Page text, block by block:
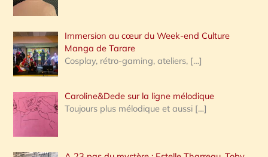
:
Immersion au cœur du Week-end Culture
Manga de Tarare
Cosplay, rétro-gaming, ateliers, […]
Caroline&Dede sur la ligne mélodique
Toujours plus mélodique et aussi […]